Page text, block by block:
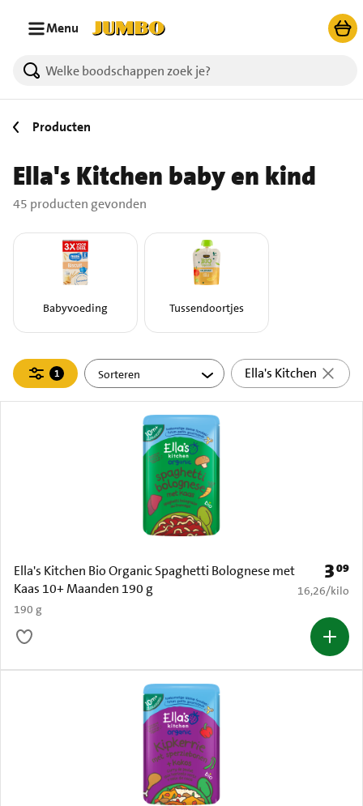
Menu
45 producten gevonden.
Producten
Ella's Kitchen baby en kind
45 producten gevonden
Babyvoeding Tussendoortjes
Filteren
1
actief
Ella's Kitchen
Ella's Kitchen Bio Organic Spaghetti Bolognese met
Kaas 10+ Maanden 190 g
190 g
Prijs:
309
€ 16,26 per
16,26/kilo